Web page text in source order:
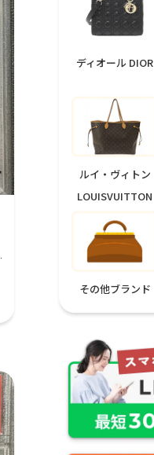
ディオール DIOR
ルイ・ヴィトン
LOUISVUITTON
その他ブランド